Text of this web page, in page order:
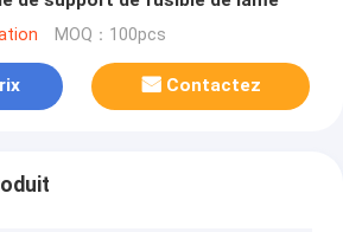
MOQ：100pcs
Contactez